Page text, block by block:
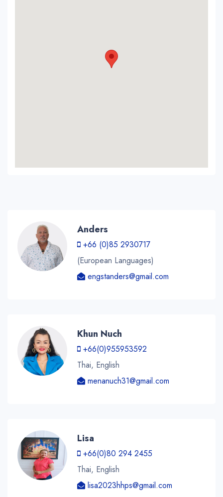
Anders
+66 (0)85 2930717
(European Languages)
engstanders@gmail.com
Khun Nuch
+66(0)955953592
Thai, English
menanuch31@gmail.com
Lisa
+66(0)80 294 2455
Thai, English
lisa2023hhps@gmail.com